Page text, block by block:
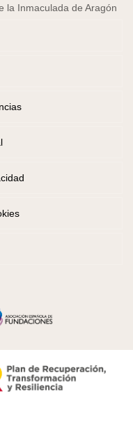
la Inmaculada de Aragón